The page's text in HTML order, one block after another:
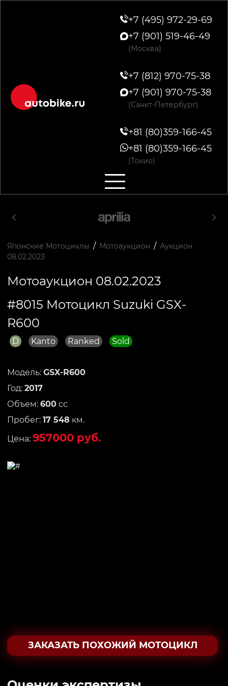
+7 (495) 972-29-69
+7 (901) 519-46-49
(Москва)
+7 (812) 970-75-38
+7 (901) 970-75-38
(Санкт-Петербург)
+81 (80)359-166-45
+81 (80)359-166-45
(Токио)
Японские Мотоциклы / Мотоаукцион / Аукцион
08.02.2023
Мотоаукцион 08.02.2023
#8015 Мотоцикл Suzuki GSX-
R600
D Kanto Ranked Sold
Модель: GSX-R600
Год: 2017
Объем: 600 сс
Пробег: 17 548 км.
Цена: 957000 руб.
ЗАКАЗАТЬ ПОХОЖИЙ МОТОЦИКЛ